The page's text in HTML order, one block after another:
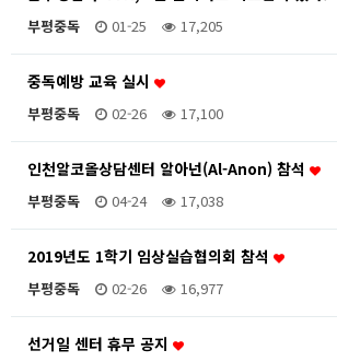
부평중독 01-25 17,205
중독예방 교육 실시
부평중독 02-26 17,100
인천알코올상담센터 알아넌(Al-Anon) 참석
부평중독 04-24 17,038
2019년도 1학기 임상실습협의회 참석
부평중독 02-26 16,977
선거일 센터 휴무 공지